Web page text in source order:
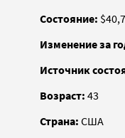
Состояние:
Изменение за
Источник
Возраст: 43
Страна: США